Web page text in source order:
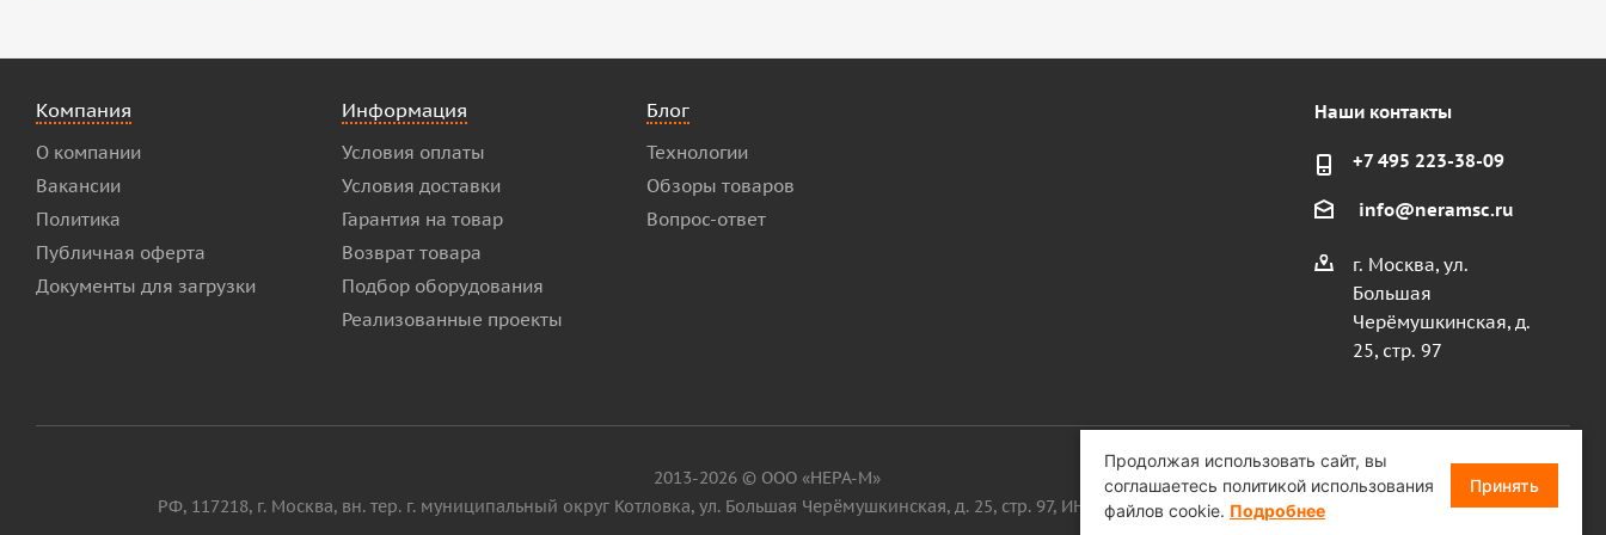
Компания
О компании
Вакансии
Политика
Публичная оферта
Документы для загрузки
Информация
Условия оплаты
Условия доставки
Гарантия на товар
Возврат товара
Подбор оборудования
Реализованные проекты
Блог
Технологии
Обзоры товаров
Вопрос-ответ
Наши контакты
+7 495 223-38-09
info@neramsc.ru
г. Москва, ул.
Большая
Черёмушкинская, д.
25, стр. 97
2013-2026 © ООО «НЕРА-М»
РФ, 117218, г. Москва, вн. тер. г. муниципальный округ Котловка, ул. Большая Черёмушкинская, д. 25, стр. 97, ИНН 9718086924, ОГРН 1187746099750
Продолжая использовать сайт, вы
соглашаетесь политикой использования
файлов cookie. Подробнее
Принять